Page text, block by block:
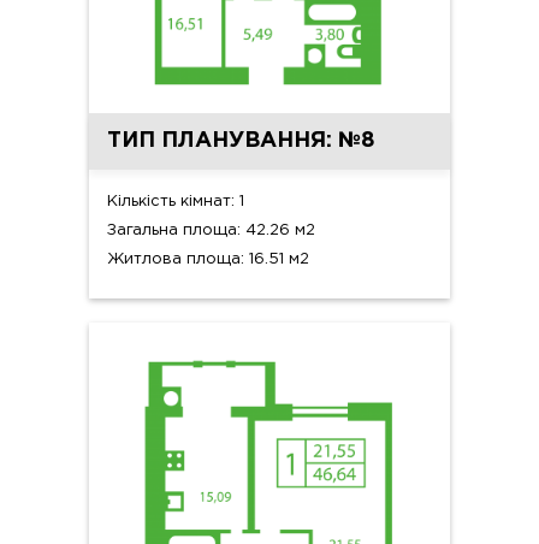
ТИП ПЛАНУВАННЯ: №8
Кількість кімнат: 1
Загальна площа: 42.26 м2
Житлова площа: 16.51 м2